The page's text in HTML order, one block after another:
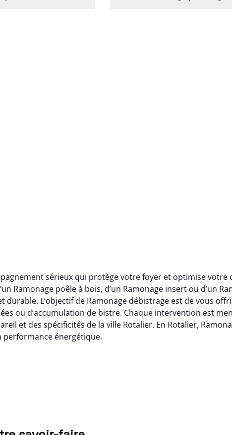
sérieux qui protège votre foyer et optimise votre
Ramonage poêle à bois, d’un Ramonage insert ou d’un
L’objectif de Ramonage débistrage est de vous
ou d’accumulation de bistre. Chaque intervention est
et des spécificités de la ville Rotalier. En Rotalier,
performance énergétique.